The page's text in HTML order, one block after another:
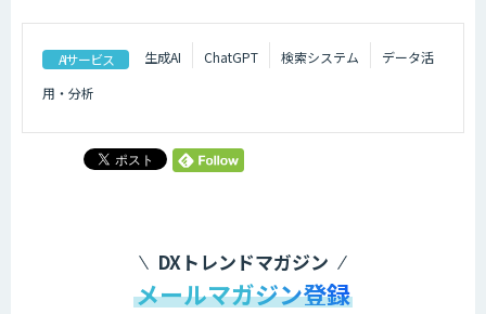
AIサービス 生成AI ChatGPT 検索システム
データ活
用・分析
DXトレンドマガジン
メールマガジン登録